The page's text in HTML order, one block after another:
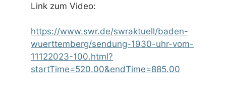
Link zum Video:
https://www.swr.de/swraktuell/baden-
wuerttemberg/sendung-1930-uhr-vom-
11122023-100.html?
startTime=520.00&endTime=885.00